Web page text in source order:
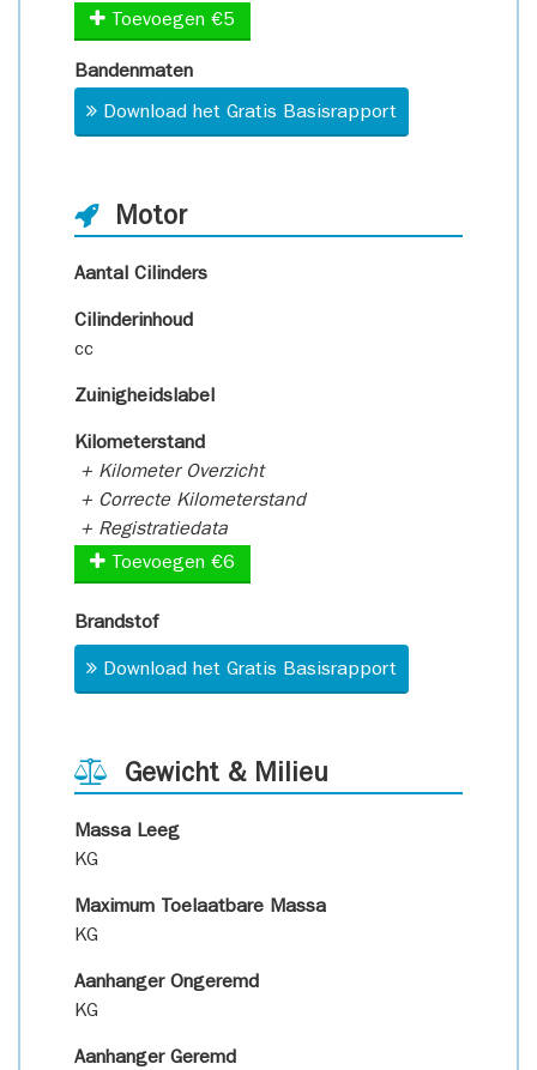
Toevoegen €5
Bandenmaten
Download het Gratis Basisrapport
Motor
Aantal Cilinders
Cilinderinhoud
cc
Zuinigheidslabel
Kilometerstand
+ Kilometer Overzicht
+ Correcte Kilometerstand
+ Registratiedata
Toevoegen €6
Brandstof
Download het Gratis Basisrapport
Gewicht & Milieu
Massa Leeg
KG
Maximum Toelaatbare Massa
KG
Aanhanger Ongeremd
KG
Aanhanger Geremd